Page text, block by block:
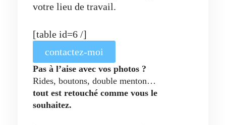
votre lieu de travail.
[table id=6 /]
contactez-moi
Pas à l’aise avec vos photos ?
Rides, boutons, double menton…
tout est retouché comme vous le
souhaitez.